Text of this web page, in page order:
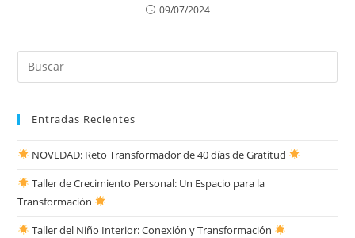
09/07/2024
Entradas Recientes
NOVEDAD: Reto Transformador de 40 días de Gratitud
Taller de Crecimiento Personal: Un Espacio para la
Transformación
Taller del Niño Interior: Conexión y Transformación